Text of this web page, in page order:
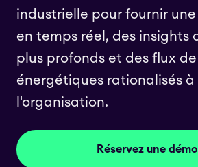
industrielle pour fournir
en temps réel, des insights
plus profonds et des flux
énergétiques rationalisés à
l'organisation.
Réservez une démo